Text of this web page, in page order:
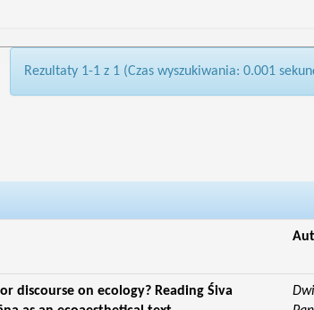
Rezultaty 1-1 z 1 (Czas wyszukiwania: 0.001
discourse on ecology? Reading Śiva